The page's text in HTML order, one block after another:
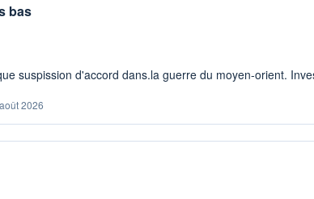
bas
suspission d'accord dans.la guerre du moyen-orient.
2026